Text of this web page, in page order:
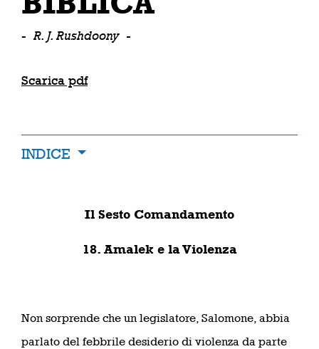
- R. J. Rushdoony -
Scarica pdf
INDICE
Il Sesto Comandamento
18. Amalek e la Violenza
Non sorprende che un legislatore, Salomone, abbia
parlato del febbrile desiderio di violenza da parte